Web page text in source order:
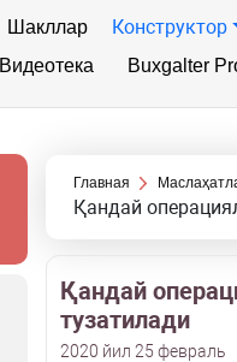
Шакллар Конструктор
Видеотека Buxgalter
Главная
Қандай
Қандай
тузатилади
2020 йил 25 февраль